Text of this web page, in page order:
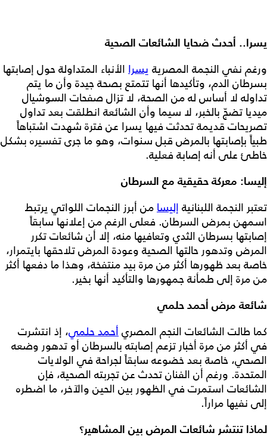
يسرا.. أحدث ضحايا الشائعات الصحية
ورغم نفي النجمة المصرية يسرا الأنباء المتداولة حول إصابتها
بسرطان الدم، وتأكيدها أنها تتمتع بصحة جيدة وأن ما يتم
تداوله لا أساس له من الصحة، لا تزال صفحات السوشيال
ميديا تضجّ بالخبر، لا سيما وأن الشائعة انطلقت بعد تداول
تصريحات قديمة تحدثت فيها يسرا عن فترة شهدت اشتباهاً
طبياً بإصابتها بالمرض قبل سنوات، وهو ما جرى تفسيره بشكل
خاطئ على أنه إصابة فعلية.
إليسا: معركة حقيقية مع السرطان
تعتبر النجمة اللبنانية إليسامن أبرز النجمات اللواتي يرتبط
اسمهن بمرض السرطان. فعلى الرغم من إعلانها سابقاً
إصابتها بسرطان الثدي وتعافيها منه، إلا أن شائعات تكرر
المرض وتدهور حالتها الصحية وعودة المرض تلاحقها بايتمرار،
خاصة بعد ظهورها أكثر من مرة بيد منتفخة، وهذا ما دفعها أكثر
من مرة إلى طمأنة جمهورها والتأكيد أنها بخير.
شائعة مرض أحمد حلمي
كما طالت الشائعات النجم المصريأحمد حلمي، إذ انتشرت
في أكثر من مرة أخبار تزعم إصابته بالسرطان أو تدهور وضعه
الصحي، خاصة بعد خضوعه سابقاً لجراحة في الولايات
المتحدة. ورغم أن الفنان تحدث عن تجربته الصحية، فإن
الشائعات استمرت في الظهور بين الحين والآخر، ما اضطره
إلى نفيها مراراً.
لماذا تنتشر شائعات المرض بين المشاهير؟